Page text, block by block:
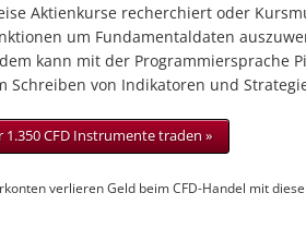
Aktienkurse recherchiert oder
um Fundamentaldaten
kann mit der Programmiersprache
Schreiben von Indikatoren und
CFD Instrumente traden »
verlieren Geld beim CFD-Handel mit